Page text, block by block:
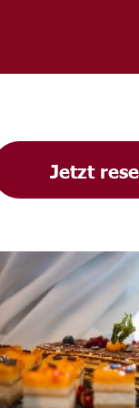
SIDEBAR
Jetzt